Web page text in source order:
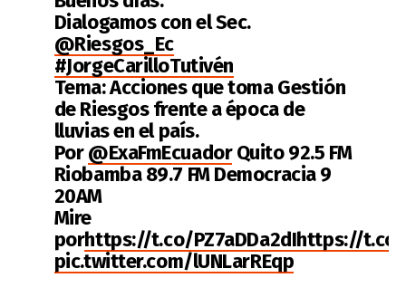
Dialogamos con el Sec.
@Riesgos_Ec
#JorgeCarilloTutivén
Tema: Acciones que toma Gestión
de Riesgos frente a época de
lluvias en el país.
Por@ExaFmEcuadorQuito 92.5 FM
Riobamba 89.7 FM Democracia 9
20AM
Mire
porhttps://t.co/PZ7aDDa2dIhttps://t.co/
pic.twitter.com/lUNLarREqp